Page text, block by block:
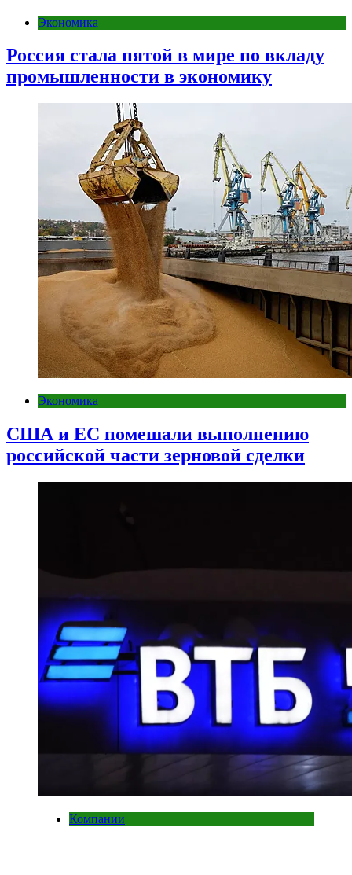
Экономика
Россия стала пятой в мире по вкладу
промышленности в экономику
Экономика
США и ЕС помешали выполнению
российской части зерновой сделки
Компании